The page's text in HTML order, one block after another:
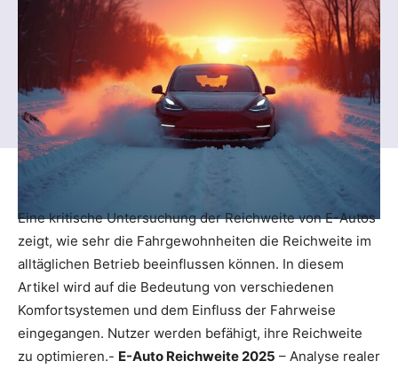
Eine kritische Untersuchung der Reichweite von E-Autos
zeigt, wie sehr die Fahrgewohnheiten die Reichweite im
alltäglichen Betrieb beeinflussen können. In diesem
Artikel wird auf die Bedeutung von verschiedenen
Komfortsystemen und dem Einfluss der Fahrweise
eingegangen. Nutzer werden befähigt, ihre Reichweite
zu optimieren.- E-Auto Reichweite 2025 – Analyse realer